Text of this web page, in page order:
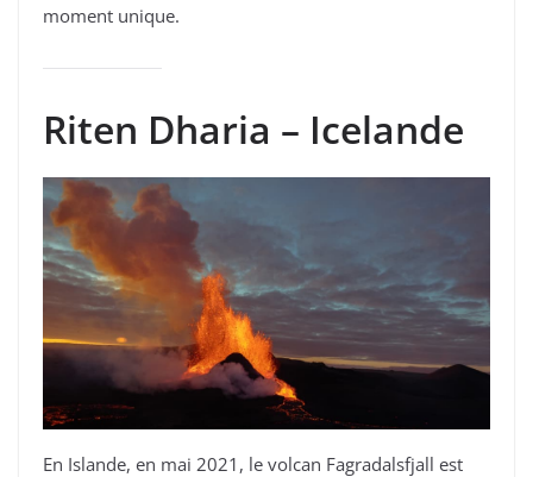
moment unique.
Riten Dharia – Icelande
En Islande, en mai 2021, le volcan Fagradalsfjall est